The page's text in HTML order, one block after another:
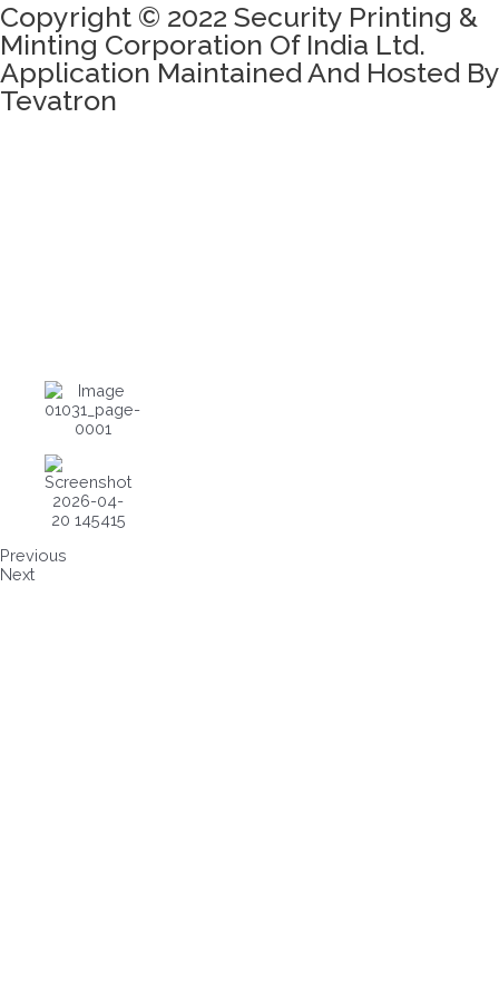
Copyright © 2022 Security Printing &
Minting Corporation Of India Ltd.
Application Maintained And Hosted By
Tevatron
Previous
Next